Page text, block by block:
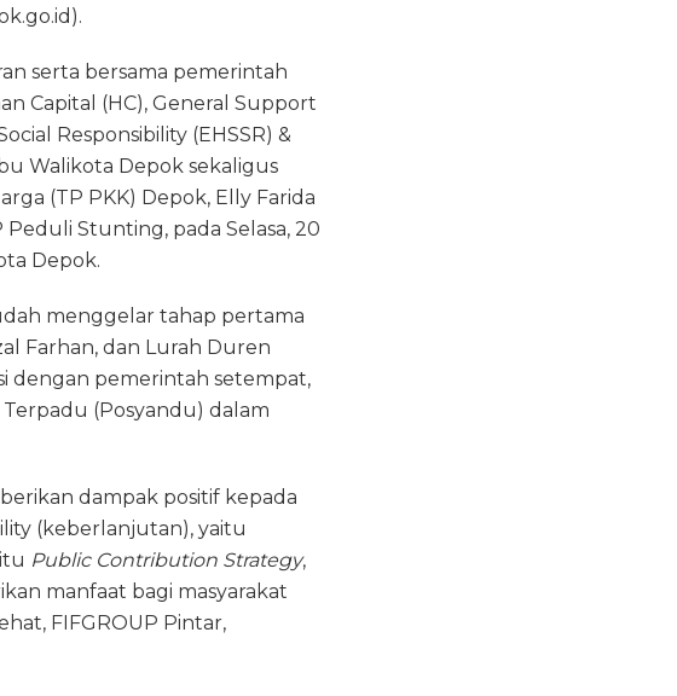
serta bersama pemerintah
Capital (HC), General Support
Responsibility (EHSSR) &
Walikota Depok sekaligus
(TP PKK) Depok, Elly Farida
Stunting, pada Selasa, 20
Depok.
menggelar tahap pertama
Farhan, dan Lurah Duren
dengan pemerintah setempat,
Terpadu (Posyandu) dalam
dampak positif kepada
(keberlanjutan), yaitu
Public Contribution Strategy,
manfaat bagi masyarakat
FIFGROUP Pintar,